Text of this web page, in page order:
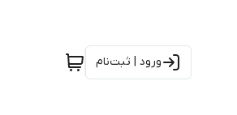
ورود | ثبت‌نام